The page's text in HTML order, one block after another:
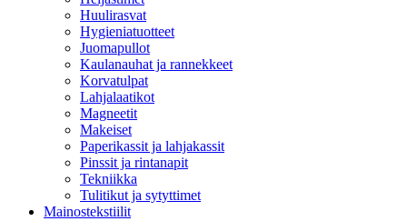
Huulirasvat
Hygieniatuotteet
Juomapullot
Kaulanauhat ja rannekkeet
Korvatulpat
Lahjalaatikot
Magneetit
Makeiset
Paperikassit ja lahjakassit
Pinssit ja rintanapit
Tekniikka
Tulitikut ja sytyttimet
Mainostekstiilit